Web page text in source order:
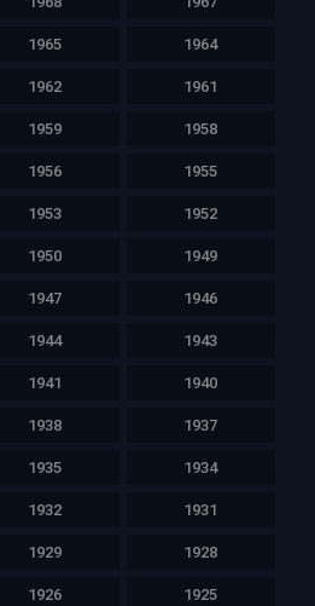
1965 1964
1962 1961
1959 1958
1956 1955
1953 1952
1950 1949
1947 1946
1944 1943
1941 1940
1938 1937
1935 1934
1932 1931
1929 1928
1926 1925